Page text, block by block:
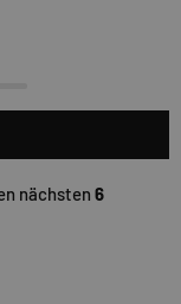
nächsten 6